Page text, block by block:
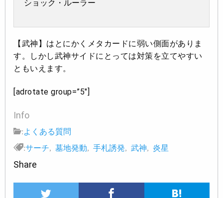
ショック・ルーラー
【武神】はとにかくメタカードに弱い側面がありま
す。しかし武神サイドにとっては対策を立てやすい
ともいえます。
[adrotate group=”5″]
Info
: よくある質問
:サーチ 墓地発動 手札誘発 武神 炎星
Share